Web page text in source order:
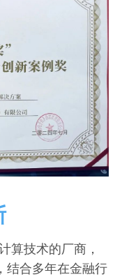
算技术的厂商，
结合多年在金融行